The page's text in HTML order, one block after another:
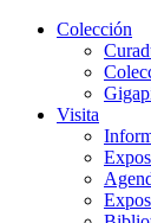
Colección
Visita